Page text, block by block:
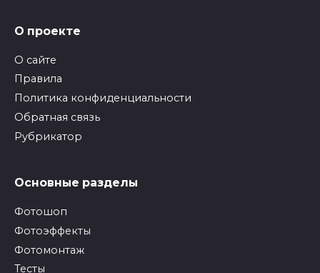
О проекте
О сайте
Правила
Политика конфиденциальности
Обратная связь
Рубрикатор
Основные разделы
Фотошоп
Фотоэффекты
Фотомонтаж
Тесты